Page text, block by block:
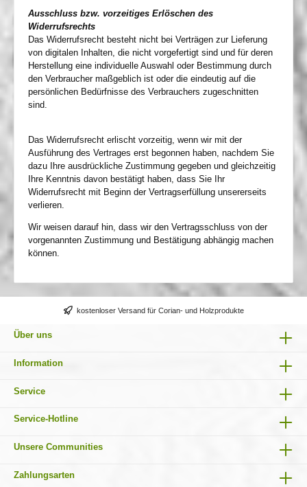
Ausschluss bzw. vorzeitiges Erlöschen des
Widerrufsrechts
Das Widerrufsrecht besteht nicht bei Verträgen zur Lieferung
von digitalen Inhalten, die nicht vorgefertigt sind und für deren
Herstellung eine individuelle Auswahl oder Bestimmung durch
den Verbraucher maßgeblich ist oder die eindeutig auf die
persönlichen Bedürfnisse des Verbrauchers zugeschnitten
sind.
Das Widerrufsrecht erlischt vorzeitig, wenn wir mit der
Ausführung des Vertrages erst begonnen haben, nachdem Sie
dazu Ihre ausdrückliche Zustimmung gegeben und gleichzeitig
Ihre Kenntnis davon bestätigt haben, dass Sie Ihr
Widerrufsrecht mit Beginn der Vertragserfüllung unsererseits
verlieren.
Wir weisen darauf hin, dass wir den Vertragsschluss von der
vorgenannten Zustimmung und Bestätigung abhängig machen
können.
kostenloser Versand für Corian- und Holzprodukte
Über uns
Information
Service
Service-Hotline
Unsere Communities
Zahlungsarten